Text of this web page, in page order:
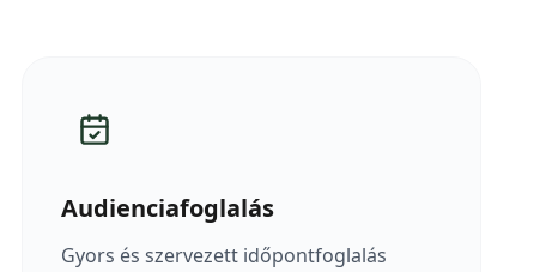
Audienciafoglalás
Gyors és szervezett időpontfoglalás